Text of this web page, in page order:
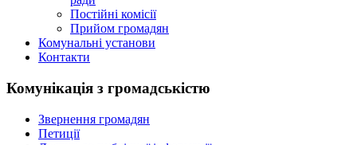
Постійні комісії
Прийом громадян
Комунальні установи
Контакти
Комунікація з громадськістю
Звернення громадян
Петиції